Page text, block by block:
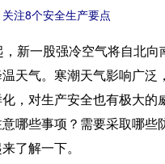
注8个安全生产要点
新一股强冷空气将自北向
天气。寒潮天气影响广泛
，对生产安全也有极大的
哪些事项？需要采取哪些
了解一下。